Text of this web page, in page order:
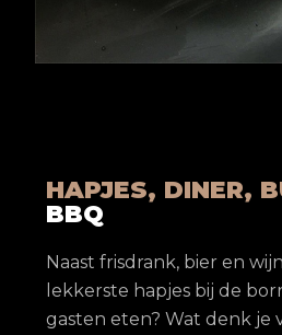
HAPJES, DINER,
BBQ
Naast frisdrank, bier en
lekkerste hapjes bij de
gasten eten? Wat denk je